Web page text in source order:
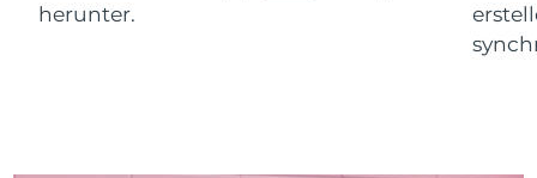
herunter.